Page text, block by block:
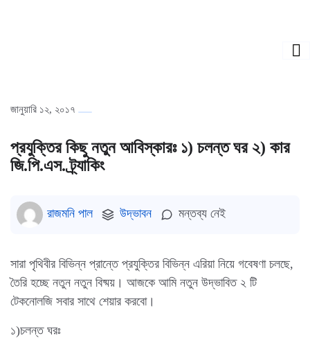
জানুয়ারি ১২, ২০১৭
প্রযুক্তির কিছু নতুন আবিস্কারঃ ১) চলন্ত ঘর ২) কার
জি.পি.এস. ট্র্যাকিং
রাজমনি পাল উদ্ভাবন মন্তব্য নেই
সারা পৃথিবীর বিভিন্ন প্রান্তে প্রযুক্তির বিভিন্ন এরিয়া নিয়ে গবেষণা চলছে,
তৈরি হচ্ছে নতুন নতুন বিষ্ময়। আজকে আমি নতুন উদ্ভাবিত ২ টি
টেকনোলজি সবার সাথে শেয়ার করবো।
১)চলন্ত ঘরঃ